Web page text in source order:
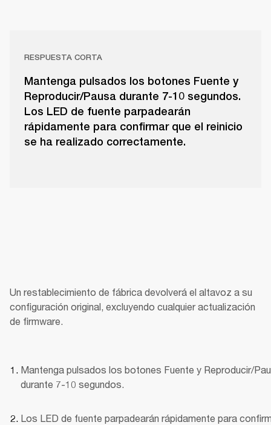
RESPUESTA CORTA
Mantenga pulsados los botones Fuente y
Reproducir/Pausa durante 7-10 segundos.
Los LED de fuente parpadearán
rápidamente para confirmar que el reinicio
se ha realizado correctamente.
Un restablecimiento de fábrica devolverá el altavoz a su
configuración original, excluyendo cualquier actualización
de firmware.
Mantenga pulsados los botones Fuente y Reproducir/
durante 7-10 segundos.
Los LED de fuente parpadearán rápidamente para